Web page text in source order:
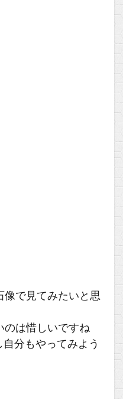
像で見てみたいと思
のは惜しいですね
分もやってみよう